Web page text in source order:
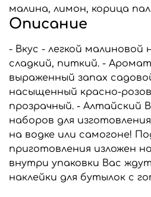
малина, лимон, корица
Описание
- Вкус - легкой малиновой
сладкий, питкий. -
выраженный запах
насыщенный красно-
прозрачный. - Алтайский
наборов для
на водке или самогоне!
приготовления изложен
внутри упаковки Вас
наклейки для бутылок с